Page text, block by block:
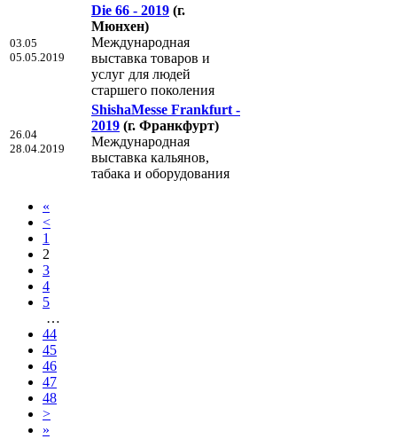
03.05
05.05.2019
Die 66 - 2019 (г.
Мюнхен)
Международная
выставка товаров и
услуг для людей
старшего поколения
26.04
28.04.2019
ShishaMesse Frankfurt -
2019 (г. Франкфурт)
Международная
выставка кальянов,
табака и оборудования
«
<
1
2
3
4
5
…
44
45
46
47
48
>
»